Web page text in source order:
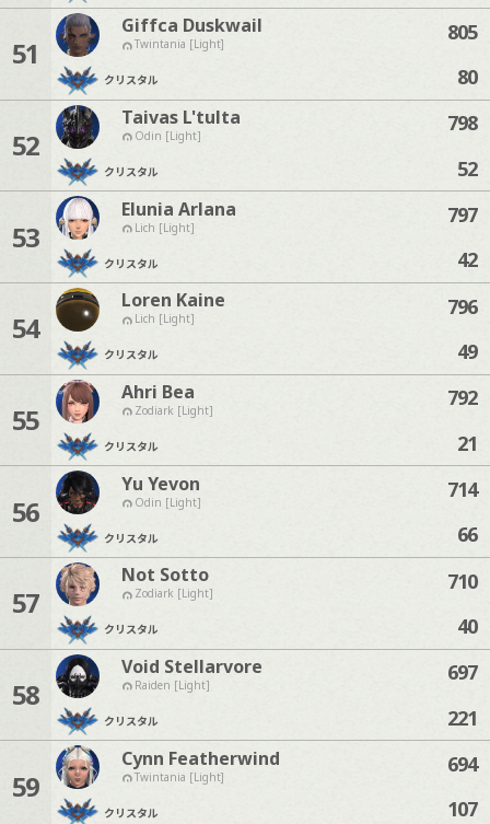
51
Giffca Duskwail
Twintania [Light]
クリスタル
805
80
52
Taivas L'tulta
Odin [Light]
クリスタル
798
52
53
Elunia Arlana
Lich [Light]
クリスタル
797
42
54
Loren Kaine
Lich [Light]
クリスタル
796
49
55
Ahri Bea
Zodiark [Light]
クリスタル
792
21
56
Yu Yevon
Odin [Light]
クリスタル
714
66
57
Not Sotto
Zodiark [Light]
クリスタル
710
40
58
Void Stellarvore
Raiden [Light]
クリスタル
697
221
59
Cynn Featherwind
Twintania [Light]
クリスタル
694
107